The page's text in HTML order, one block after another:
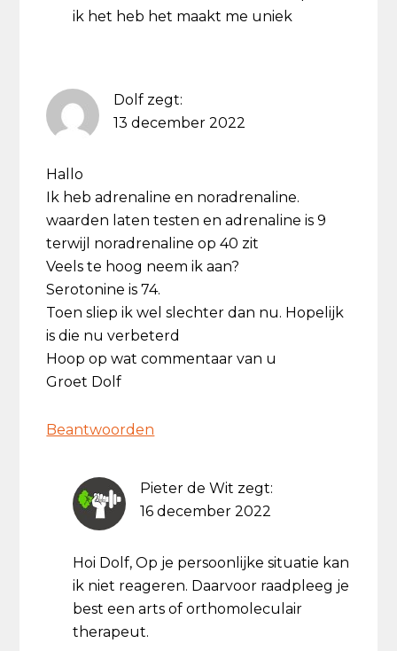
ik het heb het maakt me uniek
Dolf zegt:
13 december 2022
Hallo
Ik heb adrenaline en noradrenaline.
waarden laten testen en adrenaline is 9
terwijl noradrenaline op 40 zit
Veels te hoog neem ik aan?
Serotonine is 74.
Toen sliep ik wel slechter dan nu. Hopelijk
is die nu verbeterd
Hoop op wat commentaar van u
Groet Dolf
Beantwoorden
Pieter de Wit zegt:
16 december 2022
Hoi Dolf, Op je persoonlijke situatie kan
ik niet reageren. Daarvoor raadpleeg je
best een arts of orthomoleculair
therapeut.